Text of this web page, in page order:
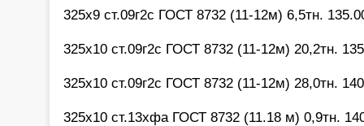
325х9 ст.09г2с ГОСТ 8732 (11-12м) 6,5тн.
325х10 ст.09г2с ГОСТ 8732 (11-12м) 20,2тн.
325х10 ст.09г2с ГОСТ 8732 (11-12м) 28,0тн.
325х10 ст.13хфа ГОСТ 8732 (11.18 м) 0,9тн.